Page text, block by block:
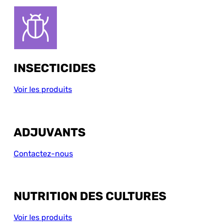
INSECTICIDES
Voir les produits
ADJUVANTS
Contactez-nous
NUTRITION DES CULTURES
Voir les produits